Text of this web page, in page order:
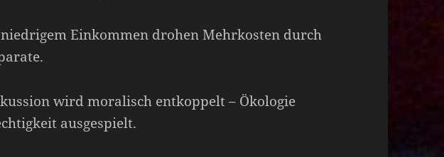
Einkommen drohen Mehrkosten durch
wird moralisch entkoppelt – Ökologie
ausgespielt.